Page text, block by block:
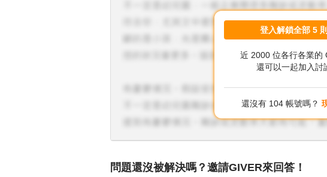
登入解鎖全部 5
近 2000 位各行各業的
還可以一起加入討
還沒有 104 帳號嗎？
問題還沒被解決嗎？邀請GIVER來回答！